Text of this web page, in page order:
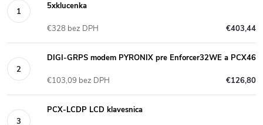
5xklucenka
€403,44
€328 bez DPH
DIGI-GRPS modem PYRONIX pre Enforcer32WE a PCX46
€126,80
€103,09 bez DPH
PCX-LCDP LCD klavesnica